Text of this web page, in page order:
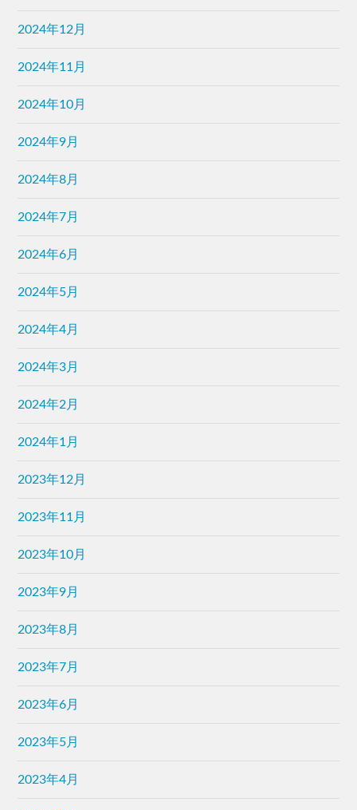
2024年12月
2024年11月
2024年10月
2024年9月
2024年8月
2024年7月
2024年6月
2024年5月
2024年4月
2024年3月
2024年2月
2024年1月
2023年12月
2023年11月
2023年10月
2023年9月
2023年8月
2023年7月
2023年6月
2023年5月
2023年4月